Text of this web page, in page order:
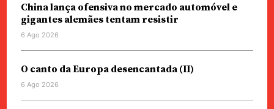
China lança ofensiva no mercado automóvel e
gigantes alemães tentam resistir
6 Ago 2026
O canto da Europa desencantada (II)
6 Ago 2026